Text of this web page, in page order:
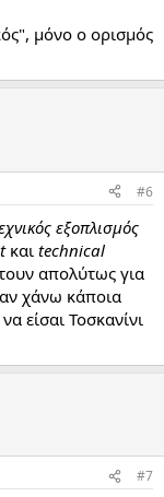
μόνο ο ορισμός
#6
εξοπλισμός
και technical
απολύτως για
χάνω κάποια
είσαι Τοσκανίνι
#7